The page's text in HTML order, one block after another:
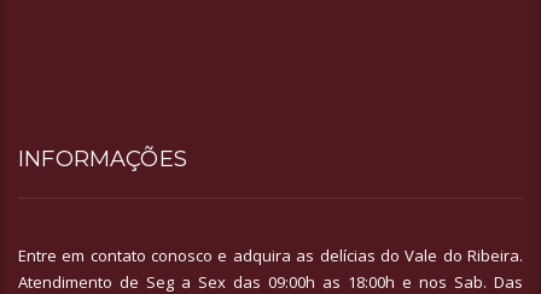
INFORMAÇÕES
Entre em contato conosco e adquira as delícias do Vale do Ribeira.
Atendimento de Seg a Sex das 09:00h as 18:00h e nos Sab. Das